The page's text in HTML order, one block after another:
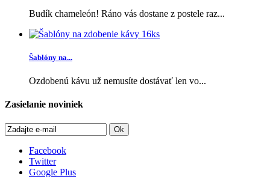
Budík chameleón! Ráno vás dostane z postele raz...
Šablóny na...
Ozdobenú kávu už nemusíte dostávať len vo...
Zasielanie noviniek
Ok
Facebook
Twitter
Google Plus